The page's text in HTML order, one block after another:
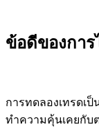
ข้อดีของการ
การทดลองเทรดเ
ทำความคุ้นเคยกับต